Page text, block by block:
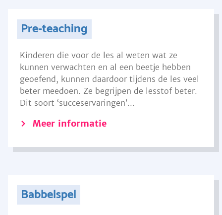
Pre-teaching
Kinderen die voor de les al weten wat ze
kunnen verwachten en al een beetje hebben
geoefend, kunnen daardoor tijdens de les veel
beter meedoen. Ze begrijpen de lesstof beter.
Dit soort ‘succeservaringen’...
Meer informatie
Babbelspel